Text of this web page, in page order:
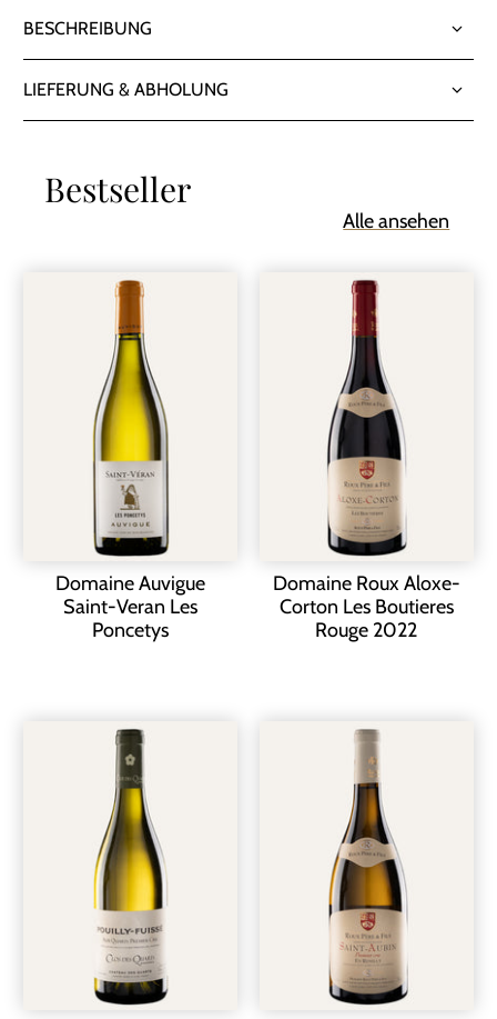
BESCHREIBUNG
LIEFERUNG & ABHOLUNG
Bestseller
Alle ansehen
Domaine Auvigue
Saint-Veran Les
Poncetys
Domaine Roux Aloxe-
Corton Les Boutieres
Rouge 2022